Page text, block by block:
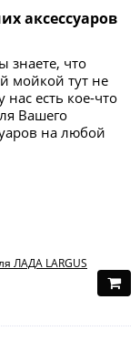
аксессуаров
знаете, что
мойкой тут не
есть кое-что
Вашего
на любой
ЛАДА LARGUS